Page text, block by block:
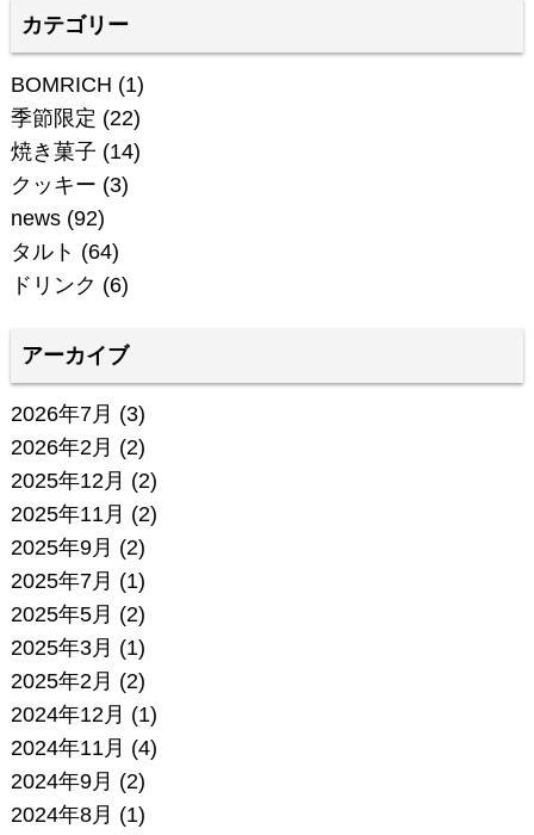
カテゴリー
BOMRICH (1)
季節限定 (22)
焼き菓子 (14)
クッキー (3)
news(92)
タルト (64)
ドリンク (6)
アーカイブ
2026年7月 (3)
2026年2月 (2)
2025年12月 (2)
2025年11月 (2)
2025年9月 (2)
2025年7月 (1)
2025年5月 (2)
2025年3月 (1)
2025年2月 (2)
2024年12月 (1)
2024年11月 (4)
2024年9月 (2)
2024年8月 (1)